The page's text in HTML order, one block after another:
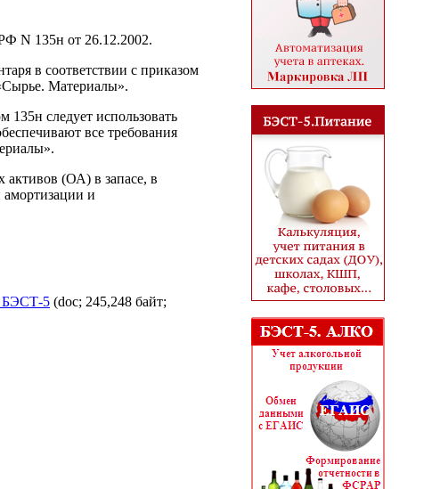
N 135н от 26.12.2002.
в соответствии с приказом
Материалы».
135н следует использовать
все требования
активов (ОА) в запасе, в
и
БЭСТ-5 (doc; 245,248 байт;